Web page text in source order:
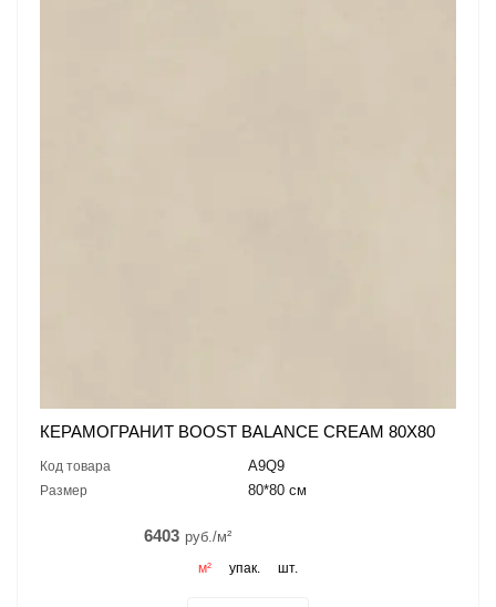
КЕРАМОГРАНИТ BOOST BALANCE CREAM 80X80
Код товара A9Q9
Размер 80*80 см
6403 руб./м²
м² упак. шт.